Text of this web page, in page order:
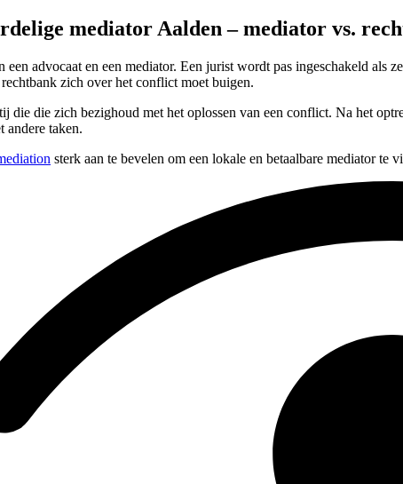
mediator Aalden – mediator vs.
advocaat en een mediator. Een jurist wordt pas ingeschakeld als
zich over het conflict moet buigen.
die die zich bezighoud met het oplossen van een conflict. Na het
andere taken.
sterk aan te bevelen om een lokale en betaalbare mediator